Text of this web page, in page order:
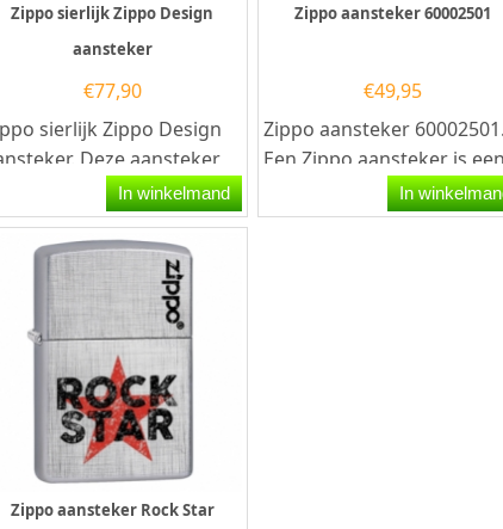
Zippo sierlijk Zippo Design
aansteker
€77,90
sierlijk Zippo Design
Deze aansteker
een mat zwarte
met rondom...
In winkelmand
Zippo aansteker 60002501
€49,95
Zippo aansteker 60002501.
Een Zippo aansteker is een
goede aansteker met de...
In
Zippo aansteker Rock Star